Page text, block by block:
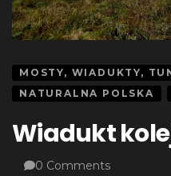
MOSTY, WIADUKTY,
NATURALNA POLSKA
Wiadukt
0 Comments